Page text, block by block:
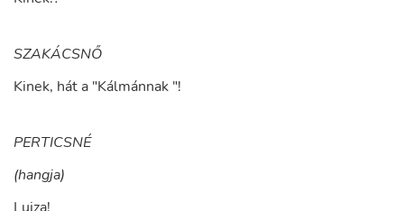
SZAKÁCSNŐ
Kinek, hát a "Kálmánnak "!
PERTICSNÉ
(hangja)